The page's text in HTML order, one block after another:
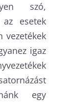
szó,
az esetek
vezetékek
igaz
egy